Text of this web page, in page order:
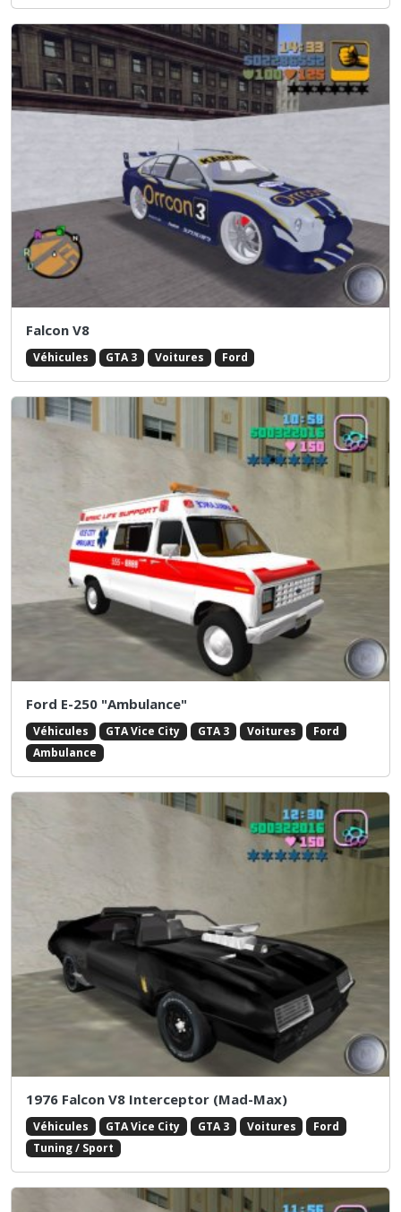
Falcon V8
Véhicules GTA 3 Voitures Ford
Ford E-250 "Ambulance"
Véhicules GTA Vice City GTA 3 Voitures
Ford
Ambulance
1976 Falcon V8 Interceptor (Mad-Max)
Véhicules GTA Vice City GTA 3 Voitures
Ford
Tuning / Sport